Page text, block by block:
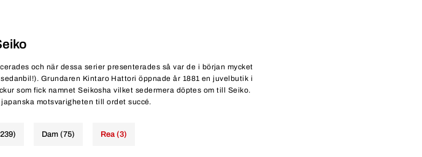
och när dessa serier presenterades så var de i början mycket
Grundaren Kintaro Hattori öppnade år 1881 en juvelbutik i
som fick namnet Seikosha vilket sedermera döptes om till Seiko.
motsvarigheten till ordet succé.
Dam (75) Rea (3)